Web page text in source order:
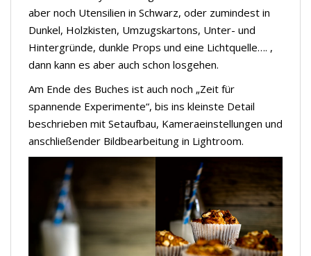
aber noch Utensilien in Schwarz, oder zumindest in
Dunkel, Holzkisten, Umzugskartons, Unter- und
Hintergründe, dunkle Props und eine Lichtquelle…. ,
dann kann es aber auch schon losgehen.
Am Ende des Buches ist auch noch „Zeit für
spannende Experimente“, bis ins kleinste Detail
beschrieben mit Setaufbau, Kameraeinstellungen und
anschließender Bildbearbeitung in Lightroom.